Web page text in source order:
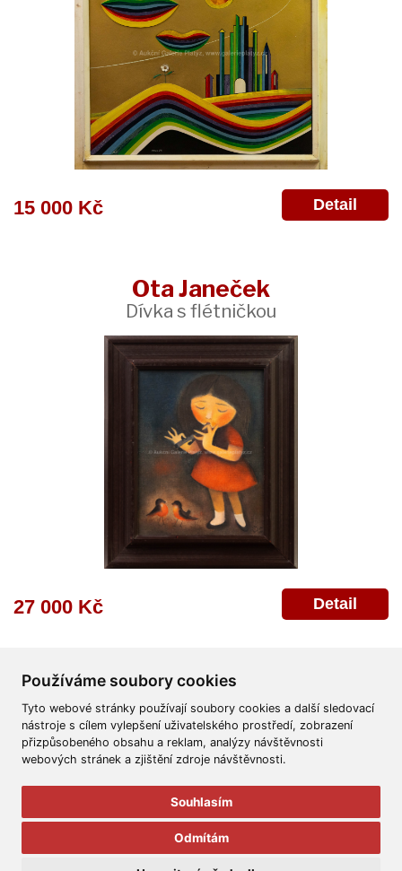
Používáme soubory cookies
Tyto webové stránky používají soubory cookies a další sledovací
nástroje s cílem vylepšení uživatelského prostředí, zobrazení
přizpůsobeného obsahu a reklam, analýzy návštěvnosti
webových stránek a zjištění zdroje návštěvnosti.
Souhlasím
Odmítám
15 000 Kč Detail
Ota Janeček
Dívka s flétničkou
27 000 Kč Detail
Všeobecné obchodní podmínky Reklamační řád
Ochrana osobních údajů
Všechna práva vyhrazena.